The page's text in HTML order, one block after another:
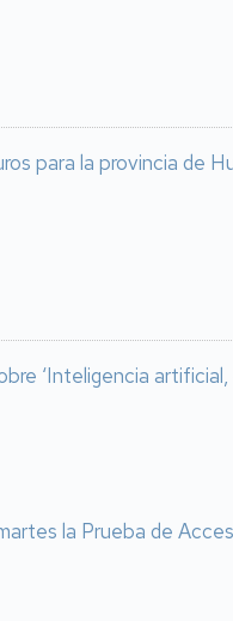
para la provincia de
‘Inteligencia artificial,
la Prueba de